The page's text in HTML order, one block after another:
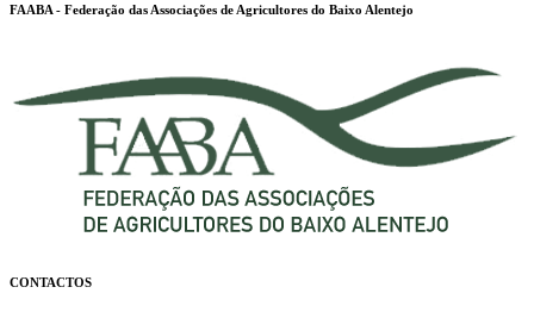
FAABA - Federação das Associações de Agricultores do Baixo Alentejo
CONTACTOS